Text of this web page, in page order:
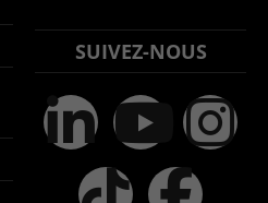
SUIVEZ-NOUS